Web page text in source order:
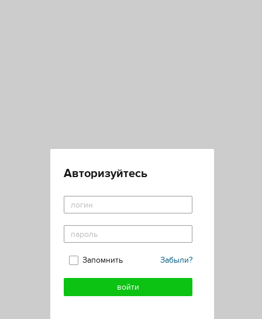
Авторизуйтесь
Забыли?
Запомнить